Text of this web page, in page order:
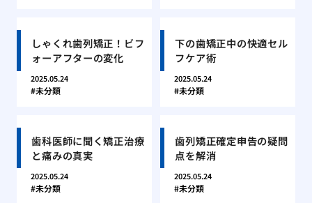
しゃくれ歯列矯正！ビフ
ォーアフターの変化
2025.05.24
未分類
下の歯矯正中の快適セル
フケア術
2025.05.24
未分類
歯科医師に聞く矯正治療
と痛みの真実
2025.05.24
未分類
歯列矯正確定申告の疑問
点を解消
2025.05.24
未分類